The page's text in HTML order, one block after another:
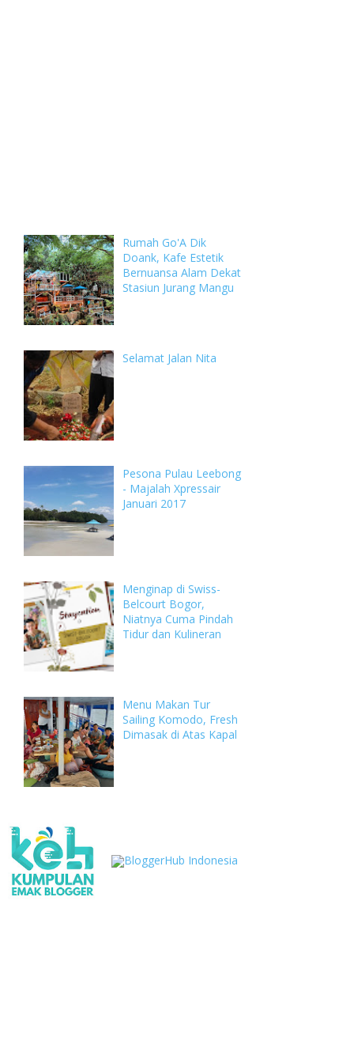
Rumah Go'A Dik
Doank, Kafe Estetik
Bernuansa Alam Dekat
Stasiun Jurang Mangu
Selamat Jalan Nita
Pesona Pulau Leebong
- Majalah Xpressair
Januari 2017
Menginap di Swiss-
Belcourt Bogor,
Niatnya Cuma Pindah
Tidur dan Kulineran
Menu Makan Tur
Sailing Komodo, Fresh
Dimasak di Atas Kapal